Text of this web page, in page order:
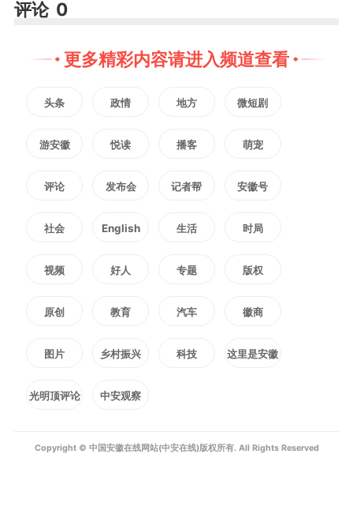
细致“把脉”。考虑到企业坚持传统
工艺、保持原汁原味的需求，直接
添加化学或生物防腐剂可能影响口
心工艺与口感）的前提下，有效延
长产品“生命线”。
实验室基础上增配了专业设备，研
评论 0
更多精彩内容请进入频道查看
头条 政情 地方 微短剧
游安徽 悦读 播客 萌宠
评论 发布会 记者帮 安徽号
社会 English 生活 时局
视频 好人 专题 版权
原创 教育 汽车 徽商
图片 乡村振兴 科技 这里是安徽
光明顶评论 中安观察
Copyright © 中国安徽在线网站(中安在线)版权所有. All Rights Reserved